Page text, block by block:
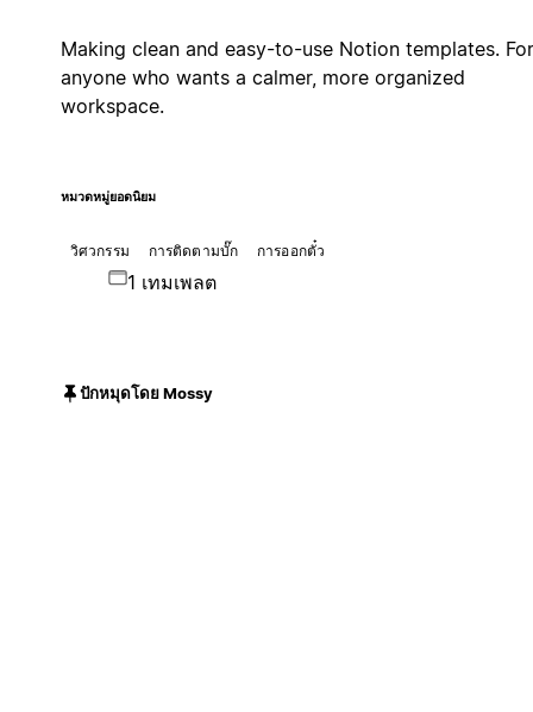
Making clean and easy-to-use Notion templates. For
anyone who wants a calmer, more organized
workspace.
หมวดหมู่ยอดนิยม
วิศวกรรม การติดตามบั๊ก การออกตั๋ว
1 เทมเพลต
ปักหมุดโดย Mossy